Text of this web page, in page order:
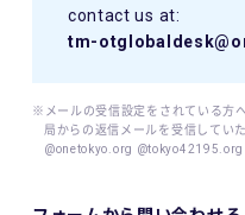
contact us at:
tm-
※メールの受信設定をされている方
局からの返信メールを受信してい
@onetokyo.org @tokyo42195.org